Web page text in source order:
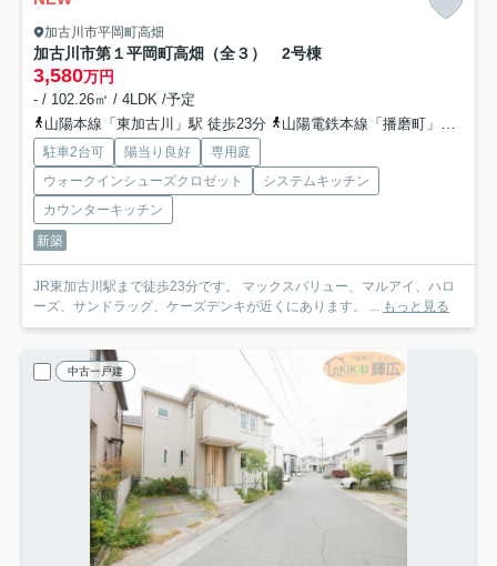
加古川市平岡町高畑
加古川市第１平岡町高畑（全３） 2号棟
3,580万円
- / 102.26㎡ / 4LDK /予定
山陽本線「東加古川」駅 徒歩23分
山陽電鉄本線「播磨町」駅 徒歩38分
駐車2台可 陽当り良好
専用庭
ウォークインシューズクロゼット
システムキッチン
カウンターキッチン
新築
JR東加古川駅まで徒歩23分です。 マックスバリュー、マルアイ、ハロ
ーズ、サンドラッグ、ケーズデンキが近くにあります。 ... もっと見る
中古一戸建